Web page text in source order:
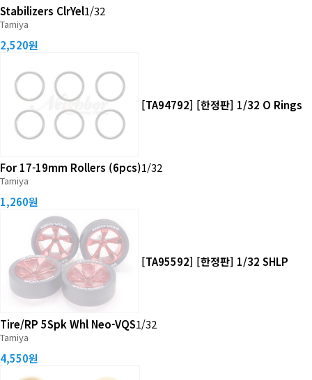
Stabilizers ClrYel1/32
Tamiya
2,520원
[TA94792] [한정판] 1/32 O Rings
For 17-19mm Rollers (6pcs)1/32
Tamiya
1,260원
[TA95592] [한정판] 1/32 SHLP
Tire/RP 5Spk Whl Neo-VQS1/32
Tamiya
4,550원